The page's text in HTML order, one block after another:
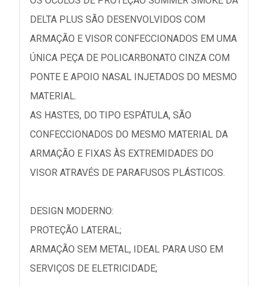
DELTA PLUS SÃO DESENVOLVIDOS COM
ARMAÇÃO E VISOR CONFECCIONADOS EM UMA
ÚNICA PEÇA DE POLICARBONATO CINZA COM
PONTE E APOIO NASAL INJETADOS DO MESMO
MATERIAL.
AS HASTES, DO TIPO ESPÁTULA, SÃO
CONFECCIONADOS DO MESMO MATERIAL DA
ARMAÇÃO E FIXAS ÀS EXTREMIDADES DO
VISOR ATRAVÉS DE PARAFUSOS PLÁSTICOS.
DESIGN MODERNO:
PROTEÇÃO LATERAL;
ARMAÇÃO SEM METAL, IDEAL PARA USO EM
SERVIÇOS DE ELETRICIDADE;